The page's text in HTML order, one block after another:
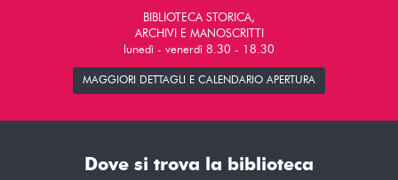
BIBLIOTECA STORICA,
ARCHIVI E MANOSCRITTI
lunedì - venerdì 8.30 - 18.30
MAGGIORI DETTAGLI E CALENDARIO APERTURA
Dove si trova la biblioteca